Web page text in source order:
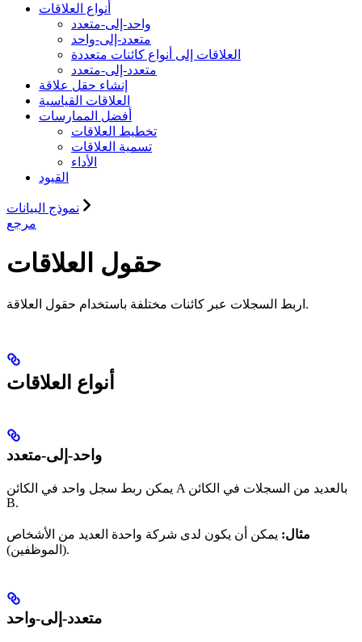
أنواع العلاقات
واحد-إلى-متعدد
متعدد-إلى-واحد
العلاقات إلى أنواع كائنات متعددة
متعدد-إلى-متعدد
إنشاء حقل علاقة
العلاقات القياسية
أفضل الممارسات
تخطيط العلاقات
تسمية العلاقات
الأداء
القيود
نموذج البيانات
مرجع
حقول العلاقات
اربط السجلات عبر كائنات مختلفة باستخدام حقول العلاقة.
أنواع العلاقات
واحد-إلى-متعدد
يمكن ربط سجل واحد في الكائن A بالعديد من السجلات في الكائن
B.
مثال: يمكن أن يكون لدى شركة واحدة العديد من الأشخاص
(الموظفين).
متعدد-إلى-واحد